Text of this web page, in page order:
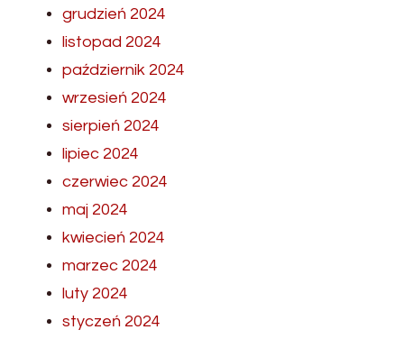
grudzień 2024
listopad 2024
październik 2024
wrzesień 2024
sierpień 2024
lipiec 2024
czerwiec 2024
maj 2024
kwiecień 2024
marzec 2024
luty 2024
styczeń 2024